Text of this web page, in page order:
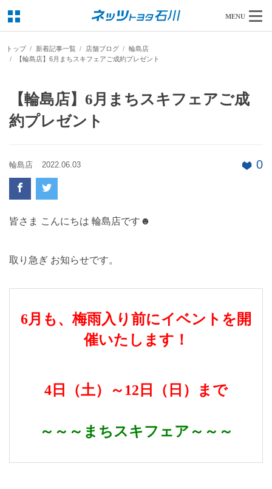
MENU
トップ 新着記事一覧 店舗ブログ
輪島店
【輪島店】6月まちスキフェアご成約プレゼント
【輪島店】6月まちスキフェアご成
約プレゼント
輪島店 2022.06.03 0
皆さま こんにちは 輪島店です☻
取り急ぎ お知らせです。
6月も、梅雨入り前にイベントを開
催いたします！
4日（土）～12日（日）まで
～～～まちスキフェア～～～